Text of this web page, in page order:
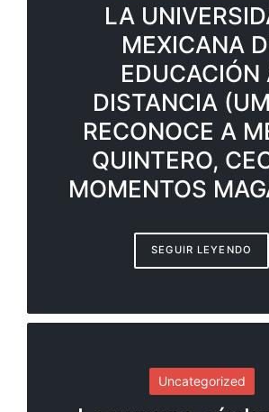
LA
MEXICANA
EDUCACIÓN
DISTANCIA
RECONOCE A
QUINTERO,
MOMENTOS
SEGUIR LEYENDO
Uncategorized